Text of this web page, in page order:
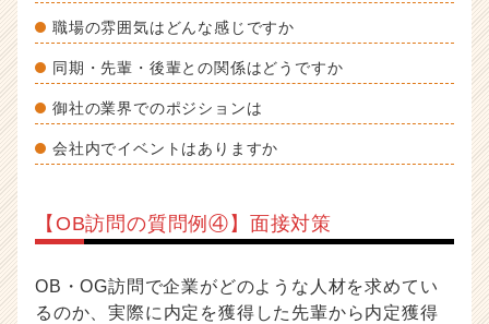
職場の雰囲気はどんな感じですか
同期・先輩・後輩との関係はどうですか
御社の業界でのポジションは
会社内でイベントはありますか
【OB訪問の質問例④】面接対策
OB・OG訪問で企業がどのような人材を求めてい
るのか、実際に内定を獲得した先輩から内定獲得